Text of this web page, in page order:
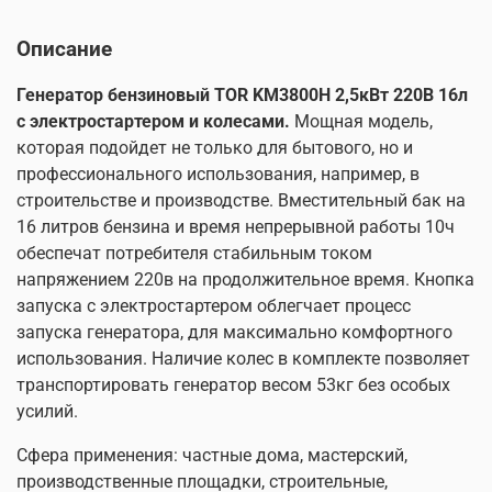
Конструкция ручного стартера обеспечивает
Система защиты от низкого уровня масла
Продвинутая система охлаждения поддерживает
низкую рабочую температуру генератора
Прочные колеса
Микропроцессор обеспечит стабильное
напряжение.
Большой топливный бак позволит продлить
время непрерывной работы
Обновленная конструкция глушителя снижает
уровень шума
Медная обмотка генератора обеспечит
повышенный ресурс работы
Синхронный альтернатор гарантирует
стабильное напряжение
Мощные модели оснащены электростартером
Широкий выбор моделей для закрытия разных
потребностей
Описание
Генератор бензиновый TOR KM3800H 2,5кВт 220В 16л
с электростартером и колесами. Мощная модель,
которая подойдет не только для бытового, но и
профессионального использования, например, в
строительстве и производстве. Вместительный бак на
16 литров бензина и время непрерывной работы 10ч
обеспечат потребителя стабильным током
напряжением 220в на продолжительное время. Кнопка
запуска с электростартером облегчает процесс
запуска генератора, для максимально комфортного
использования. Наличие колес в комплекте позволяет
транспортировать генератор весом 53кг без особых
усилий.
Сфера применения: частные дома, мастерский,
производственные площадки, строительные,